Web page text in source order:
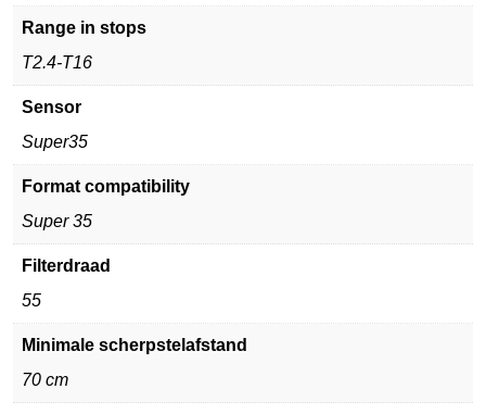
Range in stops
T2.4-T16
Sensor
Super35
Format compatibility
Super 35
Filterdraad
55
Minimale scherpstelafstand
70 cm